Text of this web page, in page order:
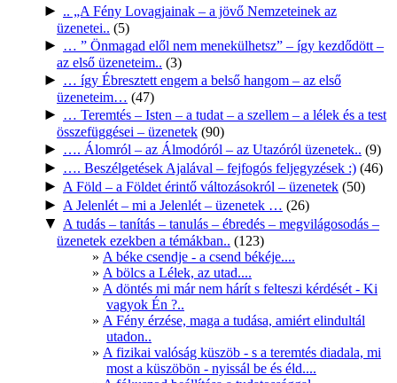
► .. „A Fény Lovagjainak – a jövő Nemzeteinek az
üzenetei.. (5)
► … ” Önmagad elől nem menekülhetsz” – így kezdődött –
az első üzeneteim.. (3)
► … így Ébresztett engem a belső hangom – az első
üzeneteim… (47)
► … Teremtés – Isten – a tudat – a szellem – a lélek és a test
összefüggései – üzenetek (90)
► …. Álomról – az Álmodóról – az Utazóról üzenetek.. (9)
► …. Beszélgetések Ajalával – fejfogós feljegyzések :) (46)
► A Föld – a Földet érintő változásokról – üzenetek (50)
► A Jelenlét – mi a Jelenlét – üzenetek … (26)
▼ A tudás – tanítás – tanulás – ébredés – megvilágosodás –
üzenetek ezekben a témákban.. (123)
A béke csendje - a csend békéje....
A bölcs a Lélek, az utad....
A döntés mi már nem hárít s felteszi kérdését - Ki
vagyok Én ?..
A Fény érzése, maga a tudása, amiért elindultál
utadon..
A fizikai valóság küszöb - s a teremtés diadala, mi
most a küszöbön - nyissál be és éld....